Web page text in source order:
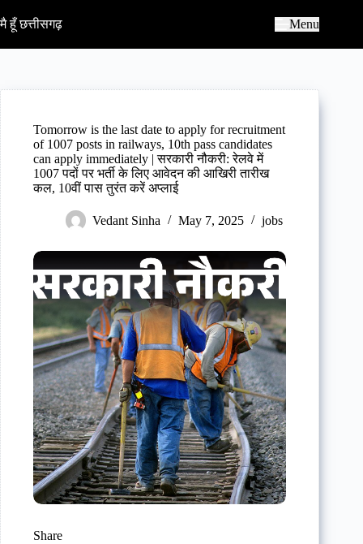
k
p
c
मै हूँ छत्तीसगढ़ Menu
Tomorrow is the last date to apply for recruitment
of 1007 posts in railways, 10th pass candidates
can apply immediately | सरकारी नौकरी: रेलवे में
1007 पदों पर भर्ती के लिए आवेदन की आखिरी तारीख
कल, 10वीं पास तुरंत करें अप्लाई
Vedant Sinha May 7, 2025 jobs
Share